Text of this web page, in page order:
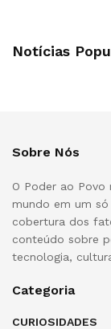
Notícias
Sobre Nós
O Poder ao Povo
mundo em um
cobertura dos
conteúdo sobre
tecnologia,
Categoria
CURIOSIDADES